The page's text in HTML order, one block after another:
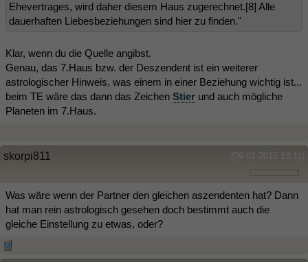
Ehevertrages, wird daher diesem Haus zugerechnet.[8] Alle
dauerhaften Liebesbeziehungen sind hier zu finden."
Klar, wenn du die Quelle angibst.
Genau, das 7.Haus bzw. der Deszendent ist ein weiterer
astrologischer Hinweis, was einem in einer Beziehung wichtig ist...
beim TE wäre das dann das Zeichen Stier und auch mögliche
Planeten im 7.Haus.
(09.01.2015 13:11)
skorpi811
Was wäre wenn der Partner den gleichen aszendenten hat? Dann
hat man rein astrologisch gesehen doch bestimmt auch die
gleiche Einstellung zu etwas, oder?